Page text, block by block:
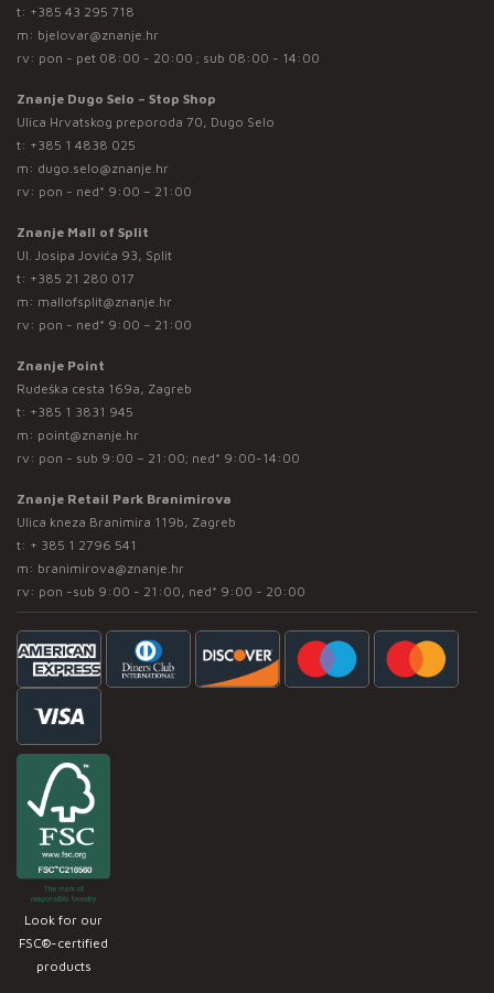
t: +385 43 295 718
m: bjelovar@znanje.hr
rv: pon - pet 08:00 - 20:00 ; sub 08:00 - 14:00
Znanje Dugo Selo – Stop Shop
Ulica Hrvatskog preporoda 70, Dugo Selo
t: +385 1 4838 025
m: dugo.selo@znanje.hr
rv: pon - ned* 9:00 – 21:00
Znanje Mall of Split
Ul. Josipa Jovića 93, Split
t: +385 21 280 017
m: mallofsplit@znanje.hr
rv: pon - ned* 9:00 – 21:00
Znanje Point
Rudeška cesta 169a, Zagreb
t: +385 1 3831 945
m: point@znanje.hr
rv: pon - sub 9:00 – 21:00; ned* 9:00-14:00
Znanje Retail Park Branimirova
Ulica kneza Branimira 119b, Zagreb
t: + 385 1 2796 541
m: branimirova@znanje.hr
rv: pon -sub 9:00 - 21:00, ned* 9:00 - 20:00
Look for our
FSC®-certified
products